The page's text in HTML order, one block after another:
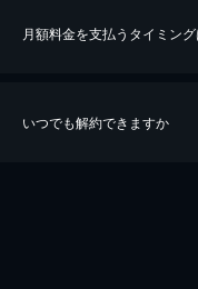
※40％ポイント還元の対象は、ク
月額料金を支払うタイミング
いつでも解約できますか